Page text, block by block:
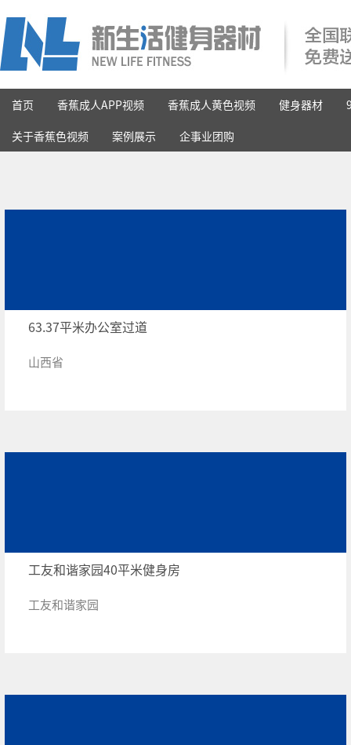
首页 香蕉成人APP视频 香蕉成人黄色视频 健身器材
关于香蕉色视频
案例展示 企事业团购
63.37平米办公室过道
山西省
工友和谐家园40平米健身房
工友和谐家园